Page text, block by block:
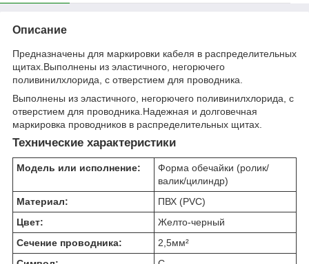
Описание
Предназначены для маркировки кабеля в распределительных
щитах.Выполнены из эластичного, негорючего
поливинилхлорида, с отверстием для проводника.
Выполнены из эластичного, негорючего поливинилхлорида, с
отверстием для проводника.Надежная и долговечная
маркировка проводников в распределительных щитах.
Технические характеристики
Модель или исполнение:
Форма обечайки (ролик/
валик/цилиндр)
Материал:
ПВХ (PVC)
Цвет:
Желто-черный
Сечение проводника:
2,5мм²